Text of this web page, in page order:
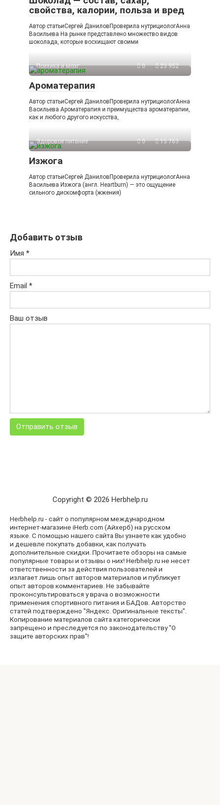
свойства, калории, польза и вред
Автор статьиСергей ДаниловПроверила нутрициологАнна
Васильева На рынке представлено множество видов
шоколада, которые восхищают своими
Психика и мозг 0 23 952
Ароматерапия
Автор статьиСергей ДаниловПроверила нутрициологАнна
Васильева Ароматерапия и преимущества ароматерапии,
как и любого другого искусства,
Здоровое питание 0 15 763
Изжога
Автор статьиСергей ДаниловПроверила нутрициологАнна
Васильева Изжога (англ. Heartburn) — это ощущение
сильного дискомфорта (жжения)
Добавить отзыв
Имя *
Email *
Ваш отзыв
Copyright © 2026 Herbhelp.ru
Herbhelp.ru - сайт о популярном международном
интернет-магазине iHerb.com (Айхерб) на русском
языке. С помощью нашего сайта Вы узнаете как удобно
и дешевле покупать добавки, как получать
дополнительные скидки. Прочитаете обзоры на самые
популярные товары и отзывы о них! Herbhelp.ru не несет
ответственности за действия пользователей и
излагает лишь опыт авторов материалов и публикует
опыт авторов комментариев. Не забывайте
проконсультироваться у врача о возможности
применения спортивного питания и БАДов. Авторство
статей подтверждено "Яндекс. Оригинальные тексты".
Копирование материалов сайта категорически
запрещено и преследуется по законодательству "О
защите авторских прав"!